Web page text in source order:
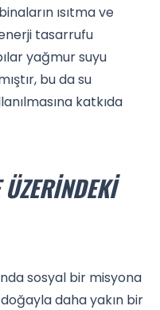
ısıtma ve
tasarrufu
yağmur suyu
bu da su
katkıda
ÜZERINDEKI
sosyal bir misyona
daha yakın bir